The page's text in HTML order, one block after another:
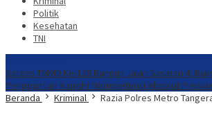
Politik
Kesehatan
TNI
Satgas TMMD Ke-129 Bangun Jalan Sasaran 4,
Penggantian Kapolri “Kompetensi Absolut
Beranda
Kriminal Razia Polres Metro